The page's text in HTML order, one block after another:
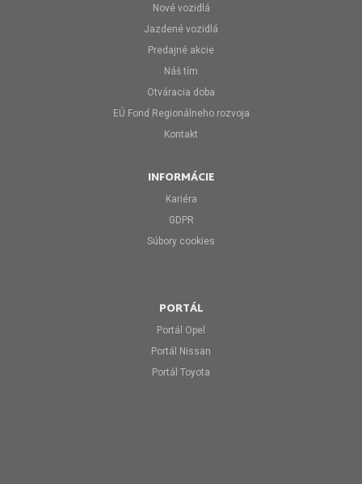
Nové vozidlá
Jazdené vozidlá
Predajné akcie
Náš tím
Otváracia doba
EÚ Fond Regionálneho rozvoja
Kontakt
INFORMÁCIE
Kariéra
GDPR
Súbory cookies
PORTÁL
Portál Opel
Portál Nissan
Portál Toyota